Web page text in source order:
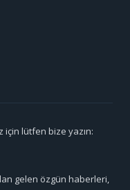
için lütfen bize yazın:
gelen özgün haberleri,